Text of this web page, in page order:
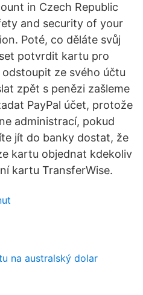
in Czech Republic
and security of your
Poté, co děláte svůj
potvrdit kartu pro
ze svého účtu
zpět s penězi zašleme
PayPal účet, protože
administrací, pokud
jít do banky dostat, že
kartu objednat kdekoliv
kartu TransferWise.
na australský dolar